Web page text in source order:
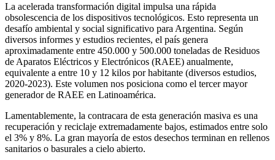
La acelerada transformación digital impulsa una rápida
obsolescencia de los dispositivos tecnológicos. Esto representa un
desafío ambiental y social significativo para Argentina. Según
diversos informes y estudios recientes, el país genera
aproximadamente entre 450.000 y 500.000 toneladas de Residuos
de Aparatos Eléctricos y Electrónicos (RAEE) anualmente,
equivalente a entre 10 y 12 kilos por habitante (diversos estudios,
2020-2023). Este volumen nos posiciona como el tercer mayor
generador de RAEE en Latinoamérica.
Lamentablemente, la contracara de esta generación masiva es una
recuperación y reciclaje extremadamente bajos, estimados entre solo
el 3% y 8%. La gran mayoría de estos desechos terminan en rellenos
sanitarios o basurales a cielo abierto.